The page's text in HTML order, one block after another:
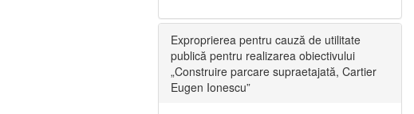
Exproprierea pentru cauză de utilitate
publică pentru realizarea obiectivului
„Construire parcare supraetajată, Cartier
Eugen Ionescu”